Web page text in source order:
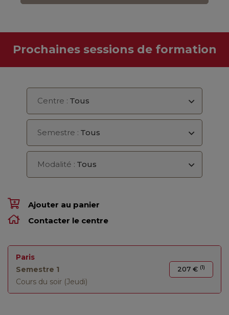
Prochaines sessions de formation
Centre : Tous
Semestre : Tous
Modalité : Tous
Ajouter au panier
Contacter le centre
Paris
Semestre 1
Cours du soir (Jeudi)
207 € (1)